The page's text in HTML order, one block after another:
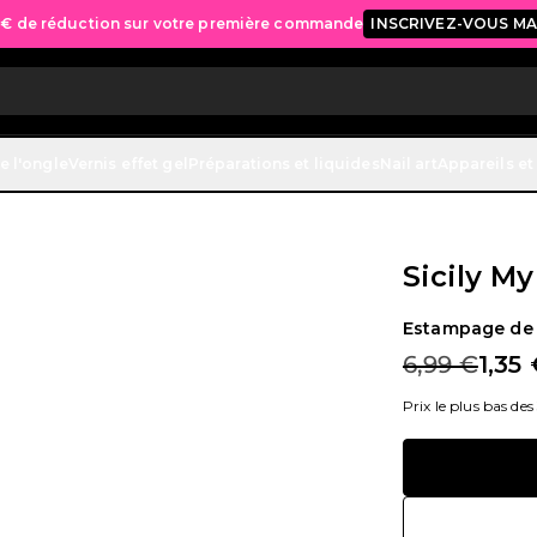
€ de réduction sur votre première commande INSCRIVEZ-VOUS
Sicily
Estampage
6,99 €1,35
Prix le plus bas